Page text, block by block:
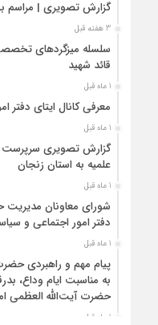
گزارش تصویری | مراسم
3 هفته قبل
سلسله میزگردهای
قائد شهید
1 ماه قبل
معرفی کانال ایتای دفتر
1 ماه قبل
گزارش تصویری سرپرست
علمیه به استان زنجان
1 ماه قبل
شورای معاونان
دفتر امور اجتماعی و
1 ماه قبل
پیام مهم و راهبردی
به مناسبت ایام وداع،
حضرت آیت‌الله العظمی
1 ماه قبل